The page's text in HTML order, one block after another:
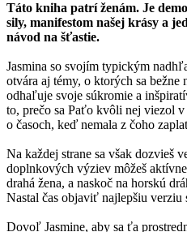
Táto kniha patrí ženám. Je
sily, manifestom našej krásy a
návod na šťastie.
Jasmina so svojím typickým
otvára aj témy, o ktorých sa
odhaľuje svoje súkromie a
to, prečo sa Paťo kvôli nej viezol
o časoch, keď nemala z čoho
Na každej strane sa však dozvieš
doplnkových výziev môžeš
drahá žena, a naskoč na horskú
Nastal čas objaviť najlepšiu verziu
Dovoľ Jasmine, aby sa ťa